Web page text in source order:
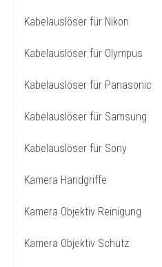
Kabelauslöser für Nikon
Kabelauslöser für Olympus
Kabelauslöser für Panasonic
Kabelauslöser für Samsung
Kabelauslöser für Sony
Kamera Handgriffe
Kamera Objektiv Reinigung
Kamera Objektiv Schutz